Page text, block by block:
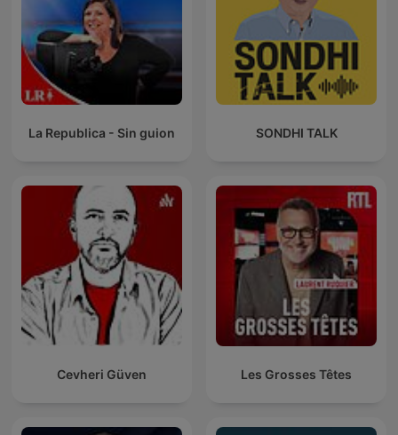
La Republica - Sin guion SONDHI TALK
Cevheri Güven Les Grosses Têtes